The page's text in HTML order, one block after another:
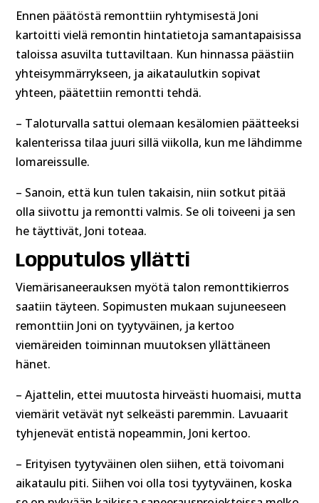
Ennen päätöstä remonttiin ryhtymisestä Joni
kartoitti vielä remontin hintatietoja samantapaisissa
taloissa asuvilta tuttaviltaan. Kun hinnassa päästiin
yhteisymmärrykseen, ja aikataulutkin sopivat
yhteen, päätettiin remontti tehdä.
– Taloturvalla sattui olemaan kesälomien päätteeksi
kalenterissa tilaa juuri sillä viikolla, kun me lähdimme
lomareissulle.
– Sanoin, että kun tulen takaisin, niin sotkut pitää
olla siivottu ja remontti valmis. Se oli toiveeni ja sen
he täyttivät, Joni toteaa.
Lopputulos yllätti
Viemärisaneerauksen myötä talon remonttikierros
saatiin täyteen. Sopimusten mukaan sujuneeseen
remonttiin Joni on tyytyväinen, ja kertoo
viemäreiden toiminnan muutoksen yllättäneen
hänet.
– Ajattelin, ettei muutosta hirveästi huomaisi, mutta
viemärit vetävät nyt selkeästi paremmin. Lavuaarit
tyhjenevät entistä nopeammin, Joni kertoo.
– Erityisen tyytyväinen olen siihen, että toivomani
aikataulu piti. Siihen voi olla tosi tyytyväinen, koska